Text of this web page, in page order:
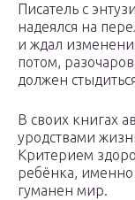
Писатель с
надеялся на
и ждал
потом,
должен
В своих книгах
уродствами
Критерием
ребёнка, именно
гуманен мир.